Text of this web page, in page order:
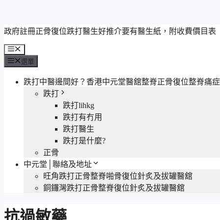
跳
至
主
要
政府註冊正骨復位跌打醫生好推介要有醫生紙，附收費價目表
選
單
選單
跌打中醫邊間好？香港中元堂醫舘整脊正骨復位整脊痛
跌打
跌打lihkg
跌打有冇用
跌打醫生
跌打是什麼?
正骨
中元堂│聯絡及地址
旺角跌打正骨整脊啪骨復位針炙及拔罐醫舘
銅鑼灣跌打正骨整脊復位針炙及拔罐醫舘
抗過敏藥